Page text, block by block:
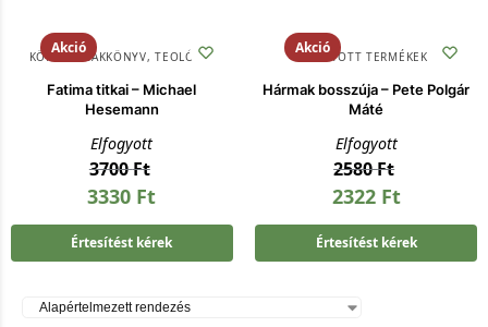
Akció
KÖNYV,SZAKKÖNYV,TEOLÓGIA
Fatima titkai – Michael
Hesemann
Elfogyott
3700Ft
3330 Ft
Értesítést kérek
Akció
KIFUTOTT TERMÉKEK
Hármak bosszúja – Pete Polgár
Máté
Elfogyott
2580Ft
2322 Ft
Értesítést kérek